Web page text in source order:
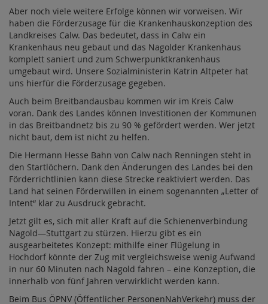
Aber noch viele weitere Erfolge können wir vorweisen. Wir
haben die Förderzusage für die Krankenhauskonzeption des
Landkreises Calw. Das bedeutet, dass in Calw ein
Krankenhaus neu gebaut und das Nagolder Krankenhaus
komplett saniert und zum Schwerpunktkrankenhaus
umgebaut wird. Unsere Sozialministerin Katrin Altpeter hat
uns hierfür die Förderzusage gegeben.
Auch beim Breitbandausbau kommen wir im Kreis Calw
voran. Dank des Landes können Investitionen der Kommunen
in das Breitbandnetz bis zu 90 % gefördert werden. Wer jetzt
nicht baut, dem ist nicht zu helfen.
Die Hermann Hesse Bahn von Calw nach Renningen steht in
den Startlöchern. Dank den Änderungen des Landes bei den
Förderrichtlinien kann diese Strecke reaktiviert werden. Das
Land hat seinen Förderwillen in einem sogenannten „Letter of
Intent“ klar zu Ausdruck gebracht.
Jetzt gilt es, sich mit aller Kraft auf die Schienenverbindung
Nagold—Stuttgart zu stürzen. Hierzu gibt es ein
ausgearbeitetes Konzept: mithilfe einer Flügelung in
Hochdorf könnte der Zug mit vergleichsweise wenig Aufwand
in nur 60 Minuten nach Nagold fahren – eine Konzeption, die
innerhalb von fünf Jahren verwirklicht werden kann.
Beim Bus ÖPNV (Öffentlicher PersonenNahVerkehr) muss der